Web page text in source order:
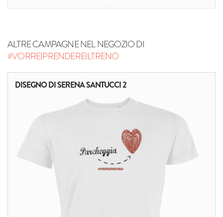
ALTRE CAMPAGNE NEL NEGOZIO DI
#VORREIPRENDEREILTRENO
DISEGNO DI SERENA SANTUCCI 2